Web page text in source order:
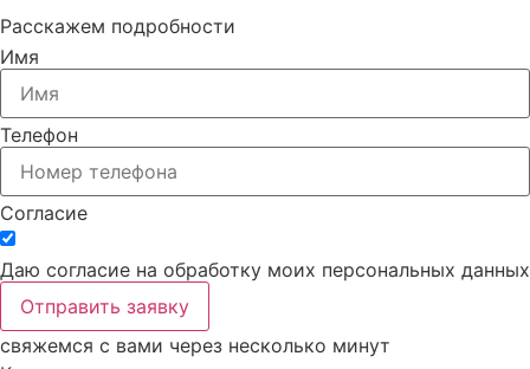
Расскажем подробности
Имя
Телефон
Согласие
Даю согласие на обработку моих персональных данных
Отправить заявку
свяжемся с вами через несколько минут